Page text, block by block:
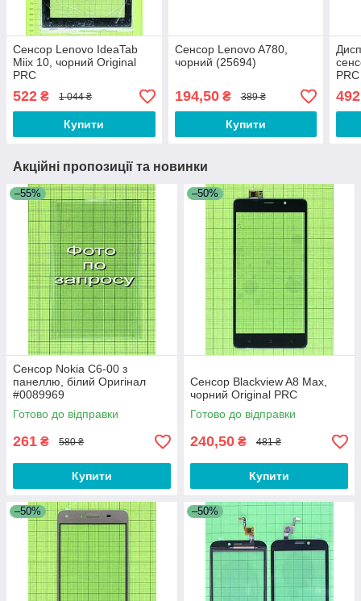
Сенсор Lenovo IdeaTab
Miix 10, чорний Original
PRC
522 ₴ 1 044 ₴
Купити
Сенсор Lenovo A780,
чорний (25694)
194,50₴ 389 ₴
Купити
PRC
Акційні пропозиції та новинки
–55%
Сенсор Nokia C6-00 з
панеллю, білий Оригінал
#0089969
Готово до відправки
261 ₴ 580 ₴
Купити
–50%
Сенсор Blackview A8 Max,
чорний Original PRC
Готово до відправки
240,50 ₴ 481 ₴
Купити
–50% –50%